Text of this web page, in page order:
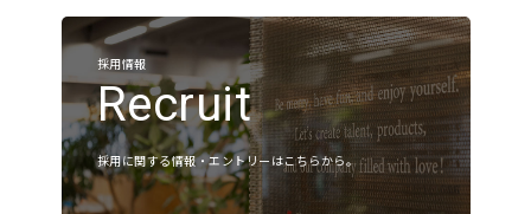
採用情報
Recruit
採用に関する情報・エントリーはこちらから。